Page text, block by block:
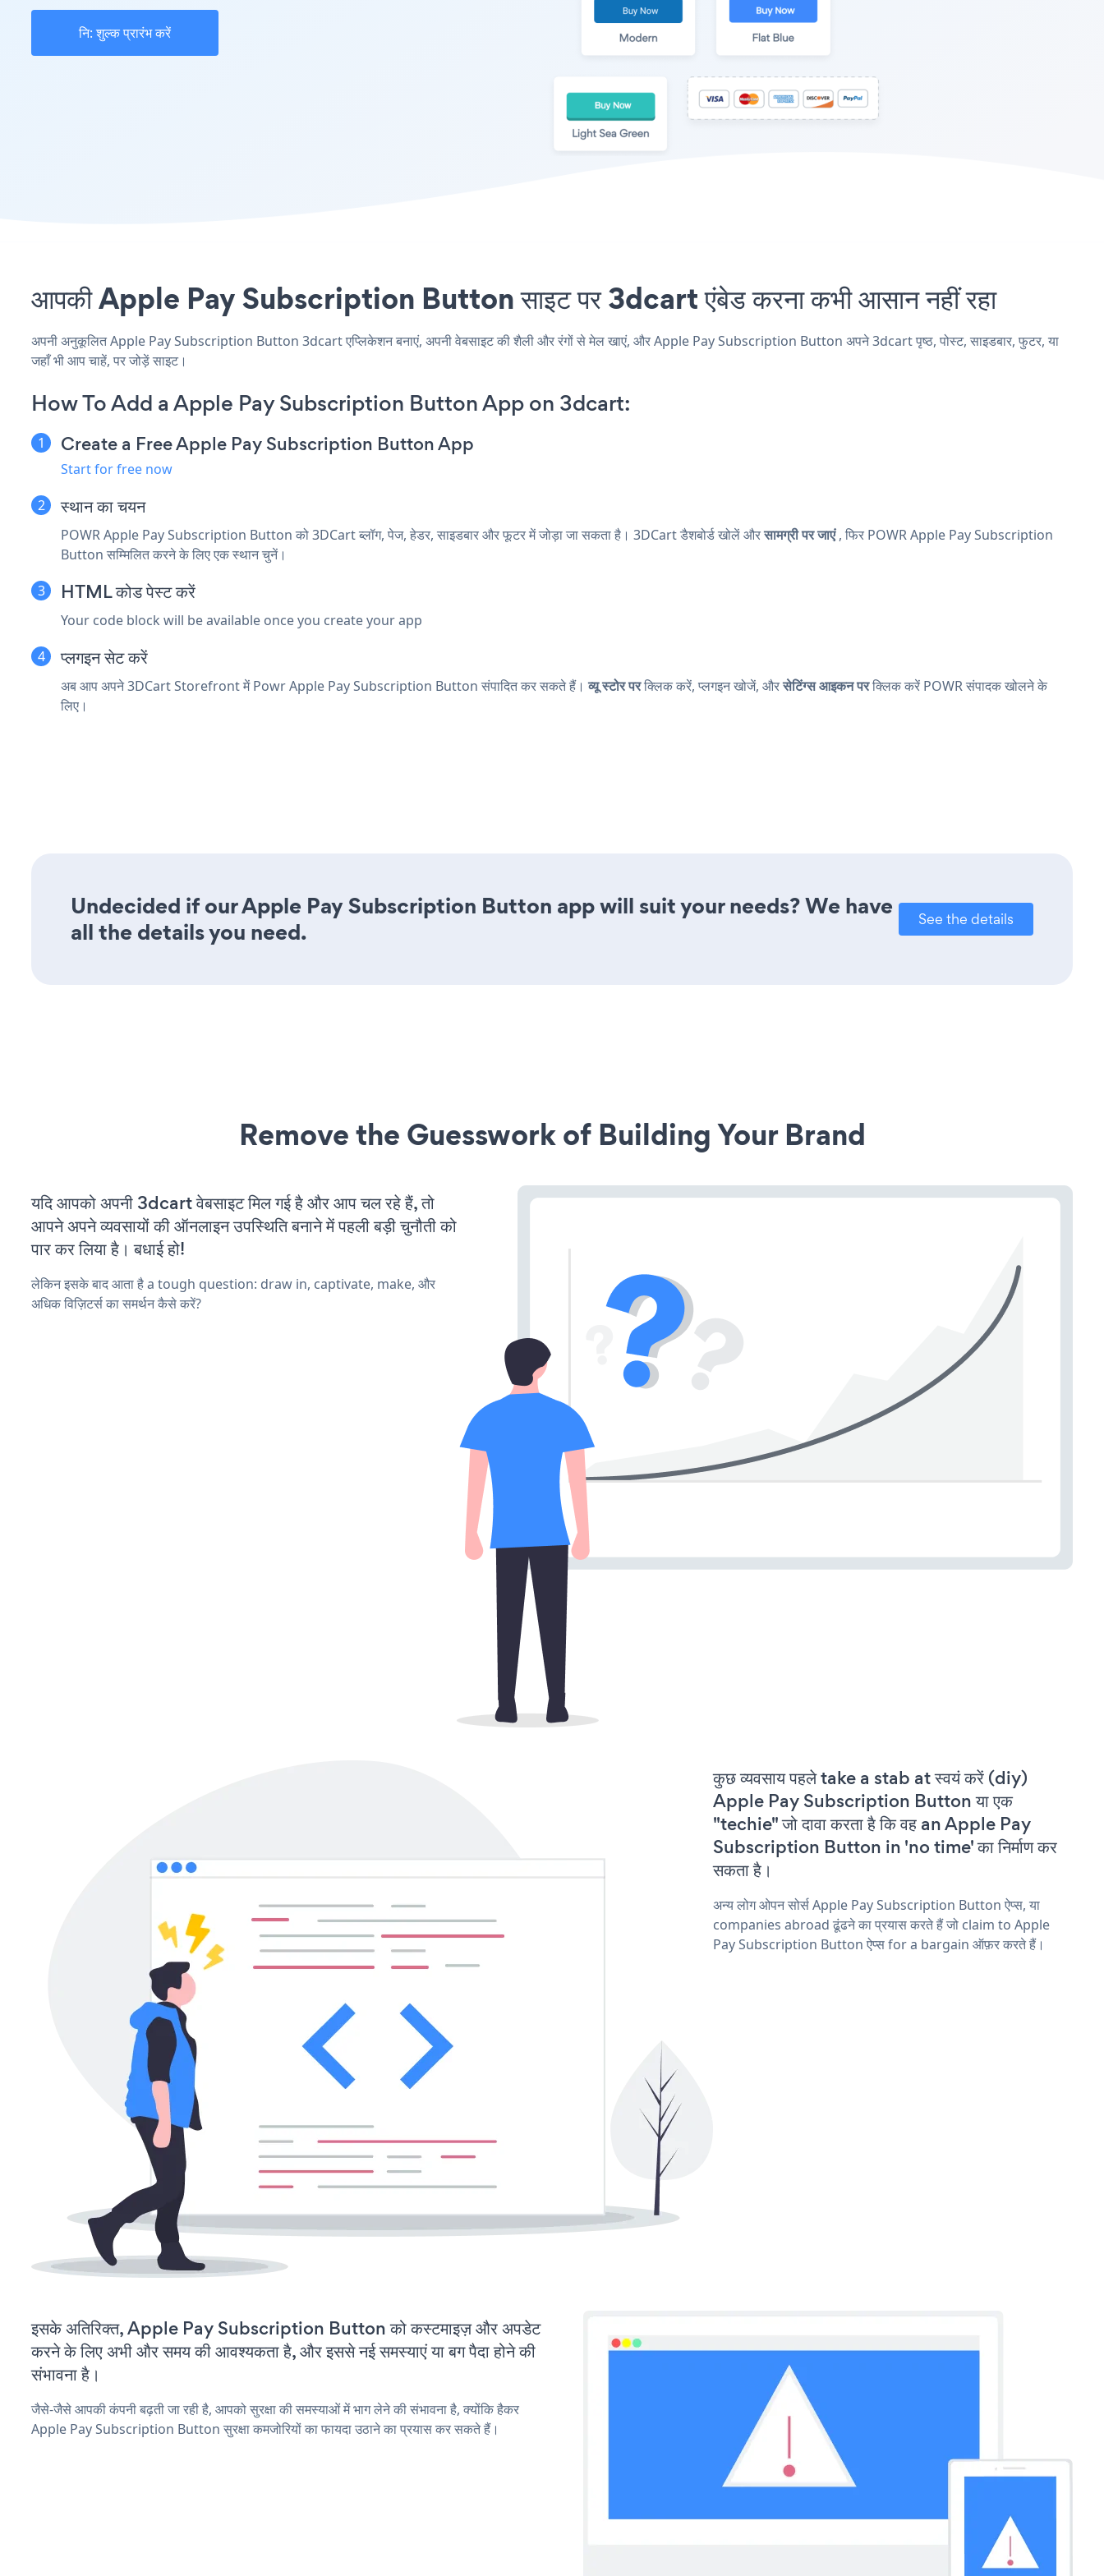
नि: शुल्क प्रारंभ करें
आपकी Apple Pay Subscription Button साइट पर 3dcart एंबेड करना कभी आसान नहीं रहा
अपनी अनुकूलित Apple Pay Subscription Button 3dcart एप्लिकेशन बनाएं, अपनी वेबसाइट की शैली और रंगों से मेल खाएं, और Apple Pay Subscription Button अपने 3dcart पृष्ठ, पोस्ट, साइडबार, फुटर, या
जहाँ भी आप चाहें, पर जोड़ें साइट।
How To Add a Apple Pay Subscription Button App on 3dcart:
Create a Free Apple Pay Subscription Button App
Start for free now
स्थान का चयन
POWR Apple Pay Subscription Button को 3DCart ब्लॉग, पेज, हेडर, साइडबार और फूटर में जोड़ा जा सकता है। 3DCart डैशबोर्ड खोलें औरसामग्री पर जाएं, फिर POWR Apple Pay Subscription
Button सम्मिलित करने के लिए एक स्थान चुनें।
HTML कोड पेस्ट करें
Your code block will be available once you create your app
प्लगइन सेट करें
अब आप अपने 3DCart Storefront में Powr Apple Pay Subscription Button संपादित कर सकते हैं।व्यू स्टोर परक्लिक करें, प्लगइन खोजें, औरसेटिंग्स आइकन परक्लिक करें POWR संपादक खोलने के
लिए।
Undecided if our Apple Pay Subscription Button app will suit your needs? We have
all the details you need.
See the details
Remove the Guesswork of Building Your Brand
यदि आपको अपनी 3dcart वेबसाइट मिल गई है और आप चल रहे हैं, तो
आपने अपने व्यवसायों की ऑनलाइन उपस्थिति बनाने में पहली बड़ी चुनौती को
पार कर लिया है। बधाई हो!
लेकिन इसके बाद आता है a tough question: draw in, captivate, make, और
अधिक विज़िटर्स का समर्थन कैसे करें?
कुछ व्यवसाय पहले take a stab at स्वयं करें (diy)
Apple Pay Subscription Button या एक
"techie" जो दावा करता है कि वह an Apple Pay
Subscription Button in 'no time' का निर्माण कर
सकता है।
अन्य लोग ओपन सोर्स Apple Pay Subscription Button ऐप्स, या
companies abroad ढूंढने का प्रयास करते हैं जो claim to Apple
Pay Subscription Button ऐप्स for a bargain ऑफ़र करते हैं।
इसके अतिरिक्त, Apple Pay Subscription Button को कस्टमाइज़ और अपडेट
करने के लिए अभी और समय की आवश्यकता है, और इससे नई समस्याएं या बग पैदा होने की
संभावना है।
जैसे-जैसे आपकी कंपनी बढ़ती जा रही है, आपको सुरक्षा की समस्याओं में भाग लेने की संभावना है, क्योंकि हैकर
Apple Pay Subscription Button सुरक्षा कमजोरियों का फायदा उठाने का प्रयास कर सकते हैं।